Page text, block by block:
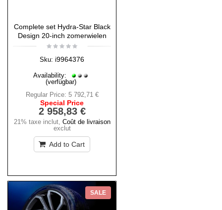
Complete set Hydra-Star Black
Design 20-inch zomerwielen
Sku: i9964376
Availability:
(verfügbar)
Regular Price: 5 792,71 €
Special Price
2 958,83 €
21% taxe inclut, Coût de livraison
exclut
Add to Cart
SALE